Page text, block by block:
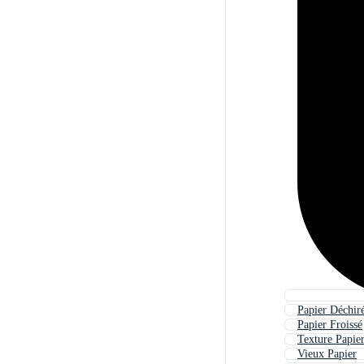
Papier
Papier Froissé
Texture Papier
Vieux Papier